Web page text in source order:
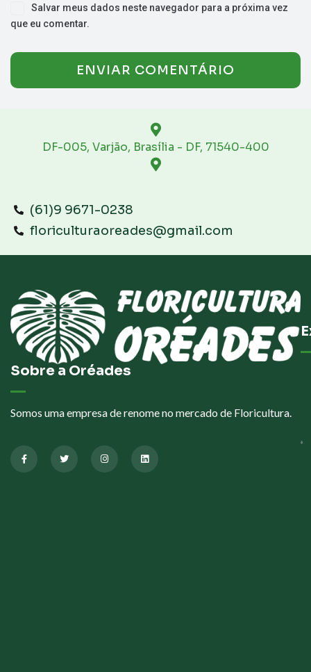
Salvar meus dados neste navegador para a próxima vez
que eu comentar.
DF-005, Varjão, Brasília - DF, 71540-400
(61)9 9671-0238
floriculturaoreades@gmail.com
Sobre a Oréades
Somos uma empresa de renome no mercado de Floricultura.